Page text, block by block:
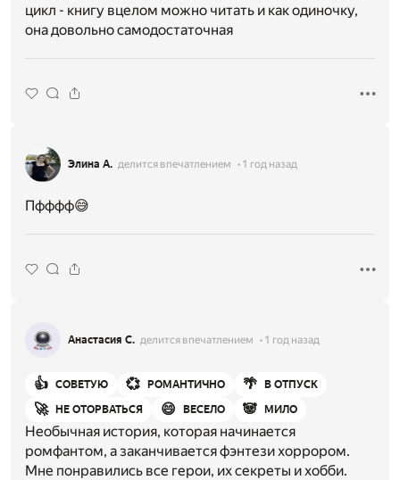
цикл - книгу вцелом можно читать и как одиночку,
она довольно самодостаточная
Элина А. делится впечатлением 1 год назад
Пфффф😅
Анастасия С. делится впечатлением 1 год назад
👍 СОВЕТУЮ 💞 РОМАНТИЧНО 🌴 В ОТПУСК
🚀 НЕ ОТОРВАТЬСЯ 😄 ВЕСЕЛО 🐼 МИЛО
Необычная история, которая начинается
ромфантом, а заканчивается фэнтези хоррором.
Мне понравились все герои, их секреты и хобби.